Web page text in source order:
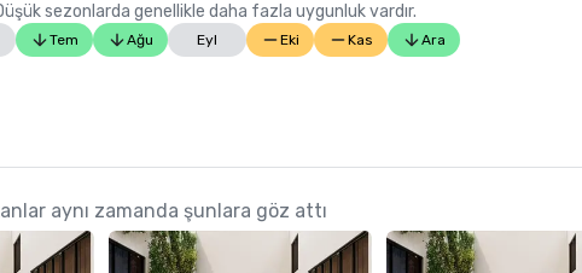
sezonlarda genellikle daha fazla uygunluk vardır.
Tem Ağu Eyl Eki Kas Ara
aynı zamanda şunlara göz attı